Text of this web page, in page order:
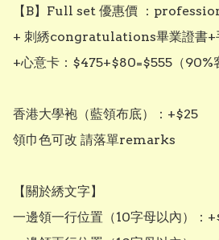
【B】Full set 優惠價 ：
+ 刺綉congratulations畢業證書+
+心意卡：$475+$80=$555（90%
香港大學袍（藍領布底）：+$25
領巾色可改 請落單remarks
【關於綉文字】
一邊領一行位置（10字母以內）：